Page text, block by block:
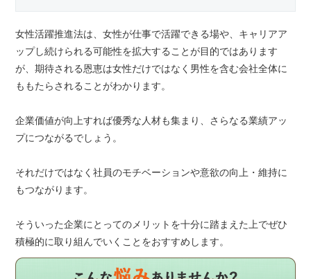
女性活躍推進法は、女性が仕事で活躍できる場や、キャリアア
ップし続けられる可能性を拡大することが目的ではあります
が、期待される恩恵は女性だけではなく男性を含む会社全体に
ももたらされることがわかります。
企業価値が向上すれば優秀な人材も集まり、さらなる業績アッ
プにつながるでしょう。
それだけではなく社員のモチベーションや意欲の向上・維持に
もつながります。
そういった企業にとってのメリットを十分に踏まえた上でぜひ
積極的に取り組んでいくことをおすすめします。